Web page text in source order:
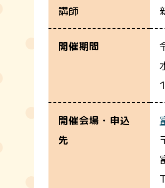
講師
開催期間
開催会場・申込
先